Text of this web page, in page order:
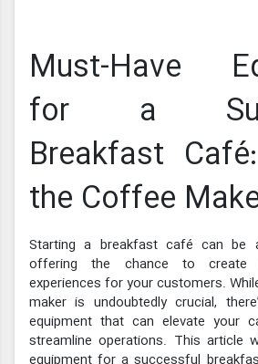
Must-Have
for a
Breakfast
the Coffee
Starting a breakfast café can be
offering the chance to create
experiences for your customers.
maker is undoubtedly crucial,
equipment that can elevate your
streamline operations. This article